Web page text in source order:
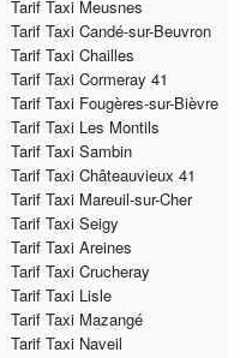
Tarif Taxi Meusnes
Tarif Taxi Candé-sur-Beuvron
Tarif Taxi Chailles
Tarif Taxi Cormeray 41
Tarif Taxi Fougères-sur-Bièvre
Tarif Taxi Les Montils
Tarif Taxi Sambin
Tarif Taxi Châteauvieux 41
Tarif Taxi Mareuil-sur-Cher
Tarif Taxi Seigy
Tarif Taxi Areines
Tarif Taxi Crucheray
Tarif Taxi Lisle
Tarif Taxi Mazangé
Tarif Taxi Naveil